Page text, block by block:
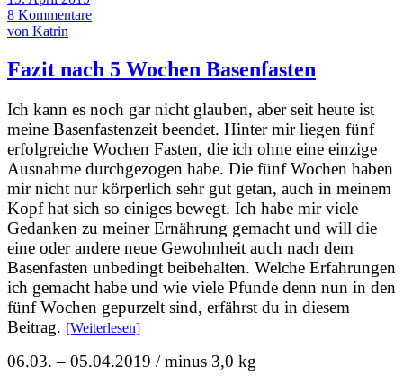
8 Kommentare
von Katrin
Fazit nach 5 Wochen Basenfasten
Ich kann es noch gar nicht glauben, aber seit heute ist
meine Basenfastenzeit beendet. Hinter mir liegen fünf
erfolgreiche Wochen Fasten, die ich ohne eine einzige
Ausnahme durchgezogen habe. Die fünf Wochen haben
mir nicht nur körperlich sehr gut getan, auch in meinem
Kopf hat sich so einiges bewegt. Ich habe mir viele
Gedanken zu meiner Ernährung gemacht und will die
eine oder andere neue Gewohnheit auch nach dem
Basenfasten unbedingt beibehalten. Welche Erfahrungen
ich gemacht habe und wie viele Pfunde denn nun in den
fünf Wochen gepurzelt sind, erfährst du in diesem
Beitrag. [Weiterlesen]
06.03. – 05.04.2019 / minus 3,0 kg